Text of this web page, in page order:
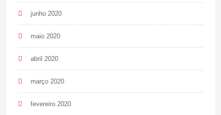
junho 2020
maio 2020
abril 2020
março 2020
fevereiro 2020